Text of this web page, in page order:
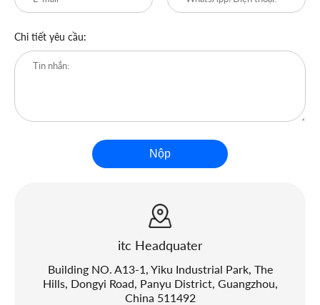
Chi tiết yêu cầu:
Nộp
itc Headquater
Building NO. A13-1, Yiku Industrial Park, The
Hills, Dongyi Road, Panyu District, Guangzhou,
China 511492